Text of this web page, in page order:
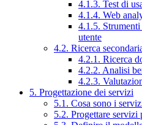
4.1.3. Test di
4.1.4. Web
4.1.5. Strumenti
utente
4.2. Ricerca
4.2.1. Ricerca
4.2.2. Analisi
4.2.3.
5. Progettazione dei servizi
5.1. Cosa sono i
5.2. Progettare